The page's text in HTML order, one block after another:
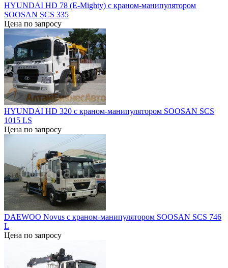
HYUNDAI HD 78 (E-Mighty) c краном-манипулятором
SOOSAN SCS 335
Цена по запросу
HYUNDAI HD 320 c краном-манипулятором SOOSAN SCS
1015 LS
Цена по запросу
DAEWOO Novus с краном-манипулятором SOOSAN SCS 746
L
Цена по запросу